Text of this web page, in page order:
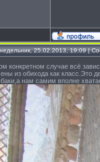
25.02.2013, 19:09 |
конкретном случае всё
из обихода как класс.Это
нам самим вполне